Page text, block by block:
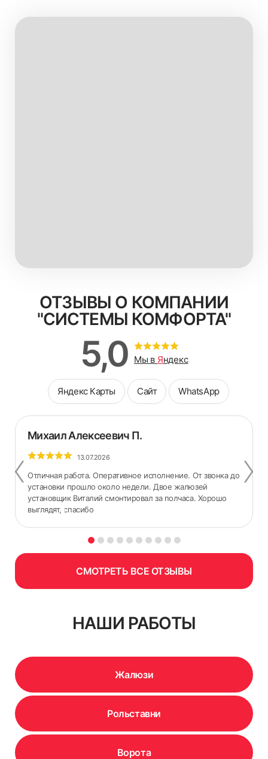
ОТЗЫВЫ О КОМПАНИИ
"СИСТЕМЫ КОМФОРТА"
5,0 Мы в Яндекс
Яндекс Карты Сайт WhatsApp
Михаил Алексеевич П.
13.07.2026
Отличная работа. Оперативное исполнение. От звонка до
установки прошло около недели. Двое жалюзей
установщик Виталий смонтировал за полчаса. Хорошо
выглядят, спасибо
СМОТРЕТЬ ВСЕ ОТЗЫВЫ
НАШИ РАБОТЫ
Жалюзи
Рольставни
Ворота